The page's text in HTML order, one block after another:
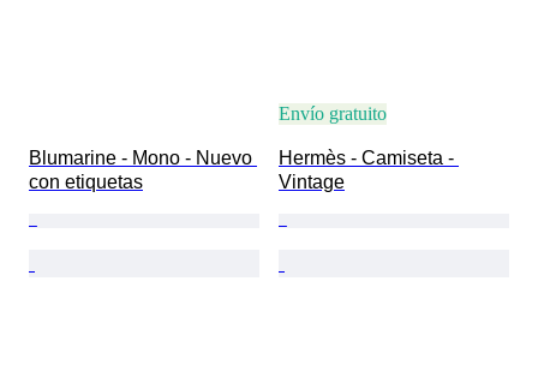
Blumarine - Mono - Nuevo
con etiquetas
Envío gratuito
Hermès - Camiseta -
Vintage